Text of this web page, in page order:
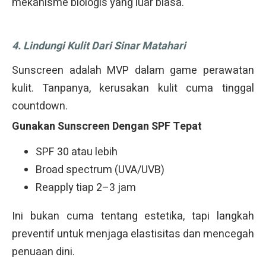
4. Lindungi Kulit Dari Sinar Matahari
Sunscreen adalah MVP dalam game perawatan
kulit. Tanpanya, kerusakan kulit cuma tinggal
countdown.
Gunakan Sunscreen Dengan SPF Tepat
SPF 30 atau lebih
Broad spectrum (UVA/UVB)
Reapply tiap 2–3 jam
Ini bukan cuma tentang estetika, tapi langkah
preventif untuk menjaga elastisitas dan mencegah
penuaan dini.